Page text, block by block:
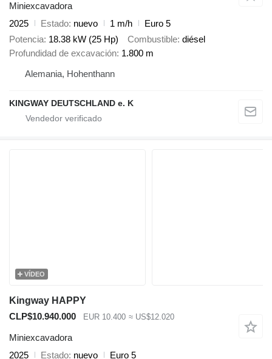
Miniexcavadora
2025
Estado nuevo 1 m/h
Euro 5
Potencia 18.38 kW (25 Hp) Combustible diésel
Profundidad de excavación 1.800 m
Alemania, Hohenthann
KINGWAY DEUTSCHLAND e. K
VÍDEO
Kingway HAPPY
CLP$10.940.000
EUR 10.400 ≈ US$12.020
Miniexcavadora
2025
Estado nuevo
Euro 5